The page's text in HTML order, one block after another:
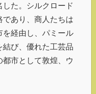
した。シルクロード
であり、商人たちは
を経由し、パミール
び、優れた工芸品
市として敦煌、ウ